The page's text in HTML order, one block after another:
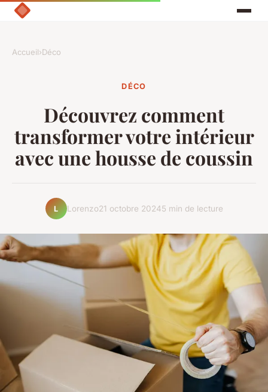
Accueil›Déco
DÉCO
Découvrez comment
transformer votre intérieur
avec une housse de coussin
L Lorenzo21 octobre 20245 min de lecture